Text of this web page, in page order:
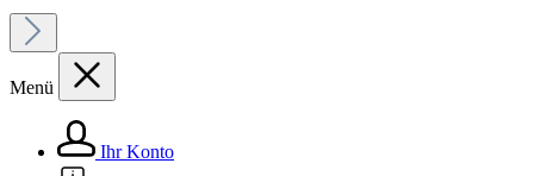
Menü
Ihr Konto